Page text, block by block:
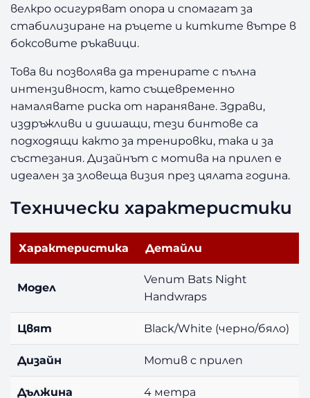
B
a
s
N
i
g
h
t
a
n
d
w
r
a
s
B
c
велкро осигуряват опора и спомагат за
стабилизиране на ръцете и китките вътре в
боксовите ръкавици.
Това ви позволява да тренирате с пълна
интензивност, като същевременно
намалявате риска от нараняване. Здрави,
издръжливи и дишащи, тези бинтове са
подходящи както за тренировки, така и за
състезания. Дизайнът с мотива на прилеп е
идеален за зловеща визия през цялата година.
Технически характеристики
Характеристика Детайли
Модел
Venum Bats Night
Handwraps
Цвят Black/White (черно/бяло)
Дизайн Мотив с прилеп
Дължина 4 метра